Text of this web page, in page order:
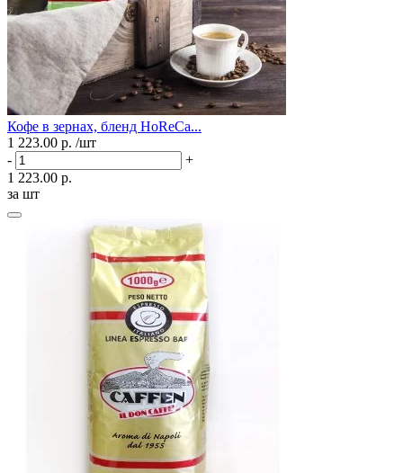
Кофе в зернах, бленд HoReCa...
1 223.00 р. /шт
-
+
1 223.00 р.
за шт